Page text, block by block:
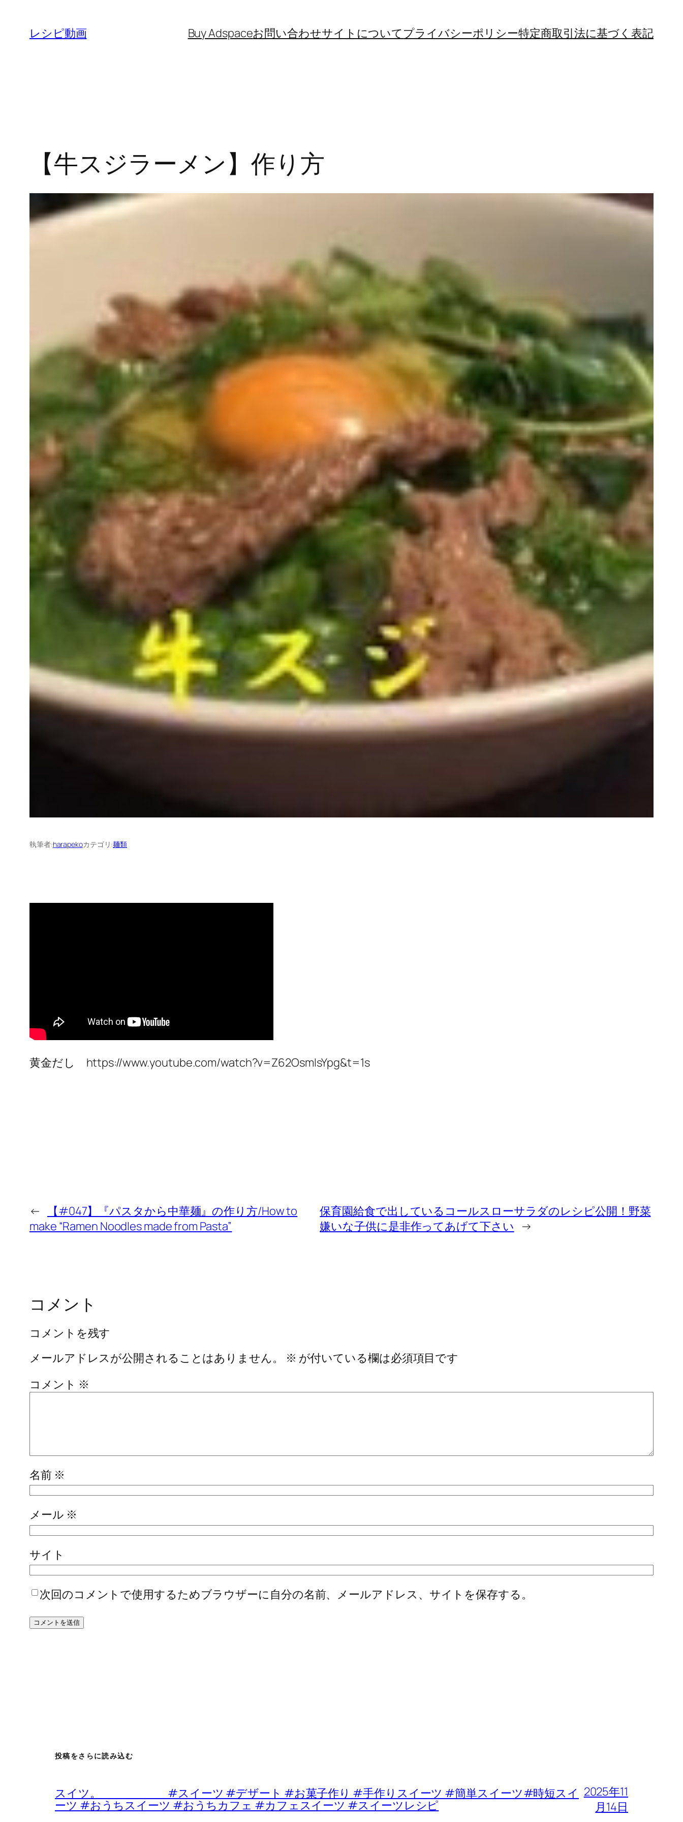
レシピ動画 Buy Adspaceお問い合わせサイトについてプライバシーポリシー特定商取引法に基づく表記
【牛スジラーメン】作り方
執筆者:harapekoカテゴリ:麺類
黄金だし https://www.youtube.com/watch?v=Z62OsmIsYpg&t=1s
←
【#047】『パスタから中華麺』の作り方/How to
make “Ramen Noodles made from Pasta”
保育園給食で出しているコールスローサラダのレシピ公開！野菜
嫌いな子供に是非作ってあげて下さい →
コメント
コメントを残す
メールアドレスが公開されることはありません。
※ が付いている欄は必須項目です
コメント ※
名前 ※
メール ※
サイト
次回のコメントで使用するためブラウザーに自分の名前、メールアドレス、サイトを保存する。
投稿をさらに読み込む
スイツ。 #スイーツ #デザート #お菓子作り #手作りスイーツ #簡単スイーツ#時短スイ
ーツ #おうちスイーツ #おうちカフェ #カフェスイーツ #スイーツレシピ
2025年11
月14日